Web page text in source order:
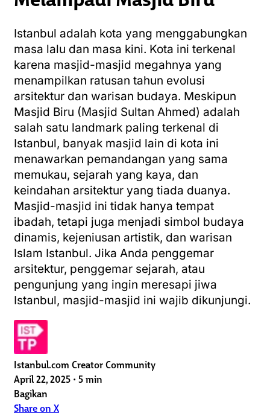
Istanbul adalah kota yang menggabungkan
masa lalu dan masa kini. Kota ini terkenal
karena masjid-masjid megahnya yang
menampilkan ratusan tahun evolusi
arsitektur dan warisan budaya. Meskipun
Masjid Biru (Masjid Sultan Ahmed) adalah
salah satu landmark paling terkenal di
Istanbul, banyak masjid lain di kota ini
menawarkan pemandangan yang sama
memukau, sejarah yang kaya, dan
keindahan arsitektur yang tiada duanya.
Masjid-masjid ini tidak hanya tempat
ibadah, tetapi juga menjadi simbol budaya
dinamis, kejeniusan artistik, dan warisan
Islam Istanbul. Jika Anda penggemar
arsitektur, penggemar sejarah, atau
pengunjung yang ingin meresapi jiwa
Istanbul, masjid-masjid ini wajib dikunjungi.
Istanbul.com Creator Community
April 22, 2025 • 5 min
Bagikan
Share on X